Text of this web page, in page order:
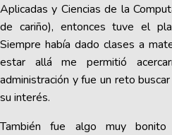
Aplicadas y Ciencias de la
de cariño), entonces tuve el
Siempre había dado clases a
estar allá me permitió
administración y fue un reto
su interés.
También fue algo muy